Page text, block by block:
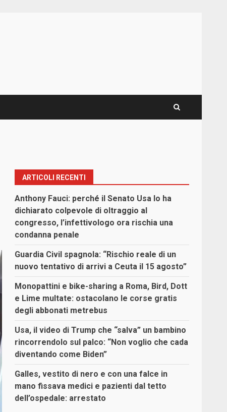
ARTICOLI RECENTI
Anthony Fauci: perché il Senato Usa lo ha
dichiarato colpevole di oltraggio al
congresso, l’infettivologo ora rischia una
condanna penale
Guardia Civil spagnola: “Rischio reale di un
nuovo tentativo di arrivi a Ceuta il 15 agosto”
Monopattini e bike-sharing a Roma, Bird, Dott
e Lime multate: ostacolano le corse gratis
degli abbonati metrebus
Usa, il video di Trump che “salva” un bambino
rincorrendolo sul palco: “Non voglio che cada
diventando come Biden”
Galles, vestito di nero e con una falce in
mano fissava medici e pazienti dal tetto
dell’ospedale: arrestato